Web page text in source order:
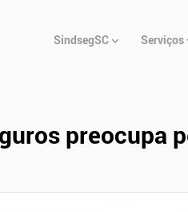
Principal
SindsegSC Serviços
preocupa